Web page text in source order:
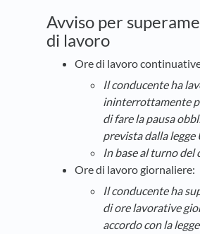
Avviso per
di lavoro
Ore di lavoro
Il conducente ha
ininterrottamente
di fare la pausa
prevista dalla legge
In base al turno del
Ore di lavoro giornaliere:
Il conducente ha
di ore lavorative
accordo con la